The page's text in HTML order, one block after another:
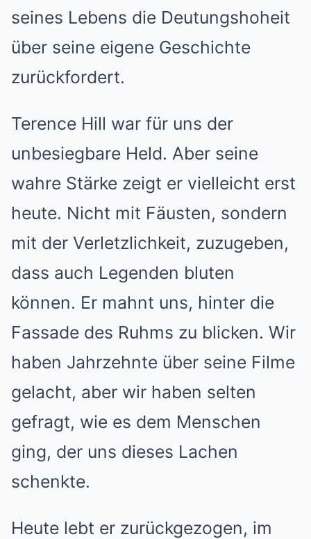
seines Lebens die Deutungshoheit
über seine eigene Geschichte
zurückfordert.
Terence Hill war für uns der
unbesiegbare Held. Aber seine
wahre Stärke zeigt er vielleicht erst
heute. Nicht mit Fäusten, sondern
mit der Verletzlichkeit, zuzugeben,
dass auch Legenden bluten
können. Er mahnt uns, hinter die
Fassade des Ruhms zu blicken. Wir
haben Jahrzehnte über seine Filme
gelacht, aber wir haben selten
gefragt, wie es dem Menschen
ging, der uns dieses Lachen
schenkte.
Heute lebt er zurückgezogen, im